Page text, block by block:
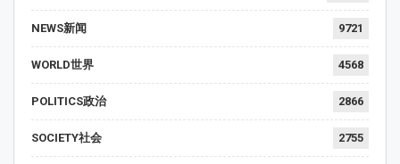
NEWS新闻 9721
WORLD世界 4568
POLITICS政治 2866
SOCIETY社会 2755